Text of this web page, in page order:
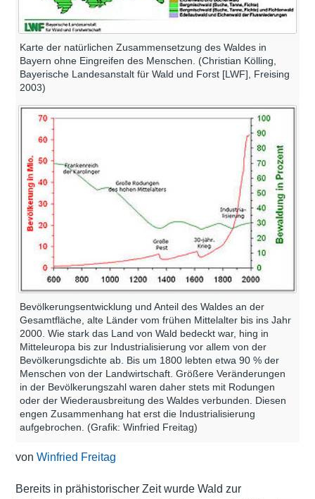
Karte der natürlichen Zusammensetzung des Waldes in
Bayern ohne Eingreifen des Menschen. (Christian Kölling,
Bayerische Landesanstalt für Wald und Forst [LWF], Freising
2003)
Bevölkerungsentwicklung und Anteil des Waldes an der
Gesamtfläche, alte Länder vom frühen Mittelalter bis ins Jahr
2000. Wie stark das Land von Wald bedeckt war, hing in
Mitteleuropa bis zur Industrialisierung vor allem von der
Bevölkerungsdichte ab. Bis um 1800 lebten etwa 90 % der
Menschen von der Landwirtschaft. Größere Veränderungen
in der Bevölkerungszahl waren daher stets mit Rodungen
oder der Wiederausbreitung des Waldes verbunden. Diesen
engen Zusammenhang hat erst die Industrialisierung
aufgebrochen. (Grafik: Winfried Freitag)
von Winfried Freitag
Bereits in prähistorischer Zeit wurde Wald zur